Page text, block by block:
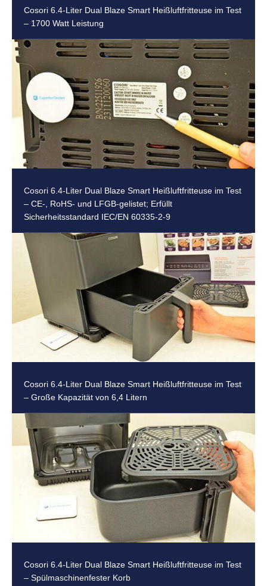
Cosori 6.4-Liter Dual Blaze Smart Heißluftfritteuse im Test
– 1700 Watt Leistung
Cosori 6.4-Liter Dual Blaze Smart Heißluftfritteuse im Test
– CE-, RoHS- und LFGB-gelistet; Erfüllt
Sicherheitsstandard IEC/EN 60335-2-9
Cosori 6.4-Liter Dual Blaze Smart Heißluftfritteuse im Test
– Große Kapazität von 6,4 Litern
Cosori 6.4-Liter Dual Blaze Smart Heißluftfritteuse im Test
– Spülmaschinenfester Korb